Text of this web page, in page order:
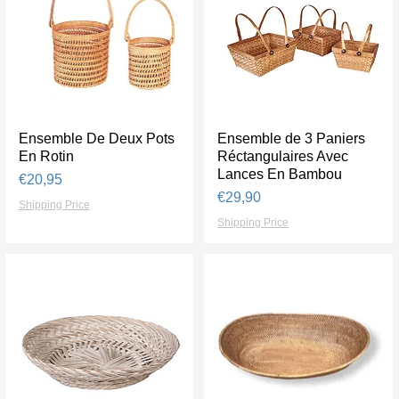
Tampilan Cepat
Ensemble De Deux Pots
En Rotin
Harga
€20,95
Shipping Price
Tampilan Cepat
Ensemble de 3 Paniers
Réctangulaires Avec
Lances En Bambou
Harga
€29,90
Shipping Price